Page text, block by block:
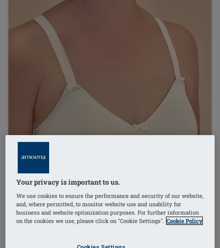
Your privacy is important to us.
We use cookies to ensure the performance and security of our website,
and, where permitted, to monitor website use and usability for
business and website optimization purposes. For further information
on the cookies we use, please click on "Cookie Settings". Cookie Policy